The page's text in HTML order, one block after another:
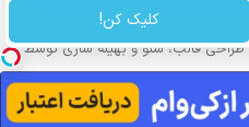
کلیک کن!
طراحی قالب، سئو و بهینه سازی توسط